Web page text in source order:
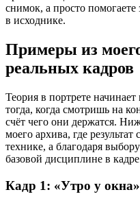
снимок, а просто
в исходнике.
Примеры из
реальных кадров
Теория в портрете
тогда, когда смотришь на
счёт чего они держатся.
моего архива, где
технике, а благодаря
базовой дисциплине в
Кадр 1: «Утро у